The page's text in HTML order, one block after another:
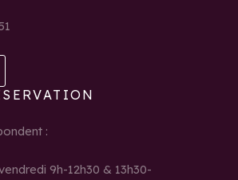
:
9h-12h30 & 13h30-